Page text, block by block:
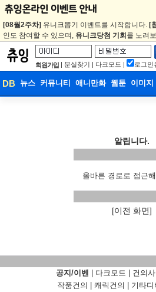
[08월2주차] 유니크뽑기 이벤트를 시작합니다. [
인도 참여할 수 있으며, 유니크당첨 기회 를 노려
회원가입 | 분실찾기 | 다크모드 | 로그인
DB 뉴스 커뮤니티 애니만화 웹툰 이미지
알립니다.
올바른 경로로 접근
[이전 화면]
공지/이벤 다크모드 건의
작품건의
캐릭건의 기타디